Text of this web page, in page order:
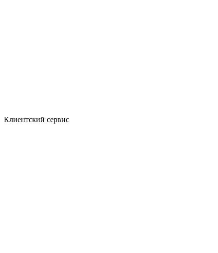
Клиентский сервис